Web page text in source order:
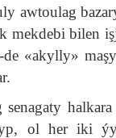
awtoulag
mekdebi bilen
«akylly»
senagaty
ol her iki